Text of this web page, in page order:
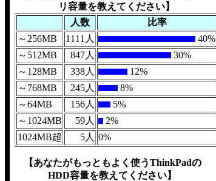
リ容量を教えてください】
人数
比率
～256MB
1111人
40%
～512MB
847人
30%
～128MB
338人
12%
～768MB
245人
8%
～64MB
156人
5%
～1024MB
59人
2%
1024MB超
5人 0%
【あなたがもっともよく使うThinkPadの
HDD容量を教えてください】